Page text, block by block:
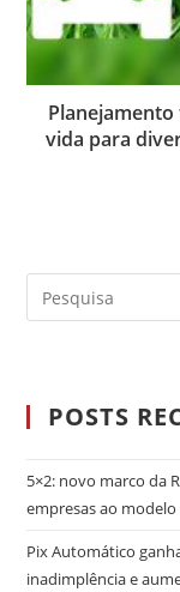
vida para
POSTS
5×2: novo marco da
empresas ao
Pix Automático
inadimplência e